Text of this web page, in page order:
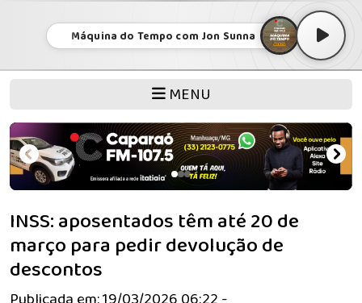
Máquina do Tempo com Jon Sunna
MENU
INSS: aposentados têm até 20 de
março para pedir devolução de
descontos